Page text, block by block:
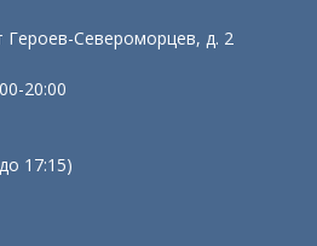
Героев-Североморцев, д. 2
20:00
17:15)